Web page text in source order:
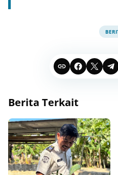
Berita Terkait